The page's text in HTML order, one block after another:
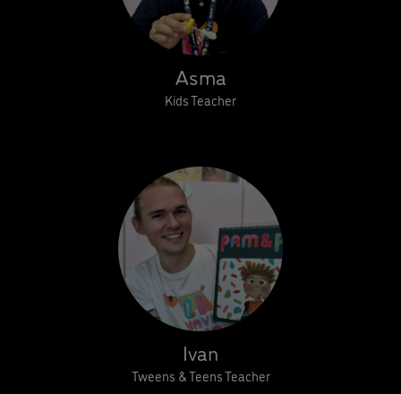
Asma
Kids Teacher
Ivan
Tweens & Teens Teacher